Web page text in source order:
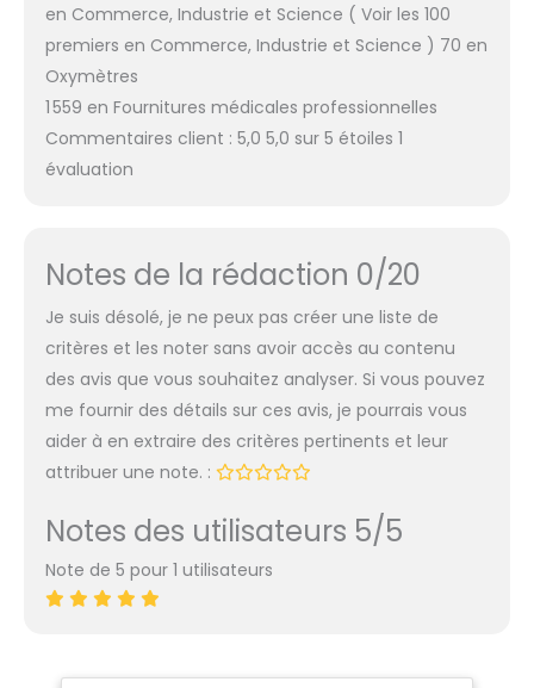
en Commerce, Industrie et Science ( Voir les 100
premiers en Commerce, Industrie et Science ) 70 en
Oxymètres
1 559 en Fournitures médicales professionnelles
Commentaires client : 5,0 5,0 sur 5 étoiles 1
évaluation
Notes de la rédaction 0/20
Je suis désolé, je ne peux pas créer une liste de
critères et les noter sans avoir accès au contenu
des avis que vous souhaitez analyser. Si vous pouvez
me fournir des détails sur ces avis, je pourrais vous
aider à en extraire des critères pertinents et leur
attribuer une note. :
Notes des utilisateurs 5/5
Note de 5 pour 1 utilisateurs